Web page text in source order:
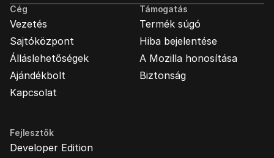
Cég
Vezetés
Sajtóközpont
Álláslehetőségek
Ajándékbolt
Kapcsolat
Támogatás
Termék súgó
Hiba bejelentése
A Mozilla honosítása
Biztonság
Fejlesztők
Developer Edition